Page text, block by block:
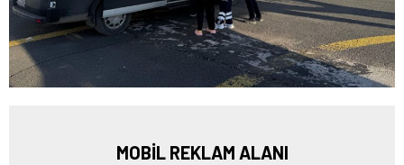
MOBİL REKLAM ALANI